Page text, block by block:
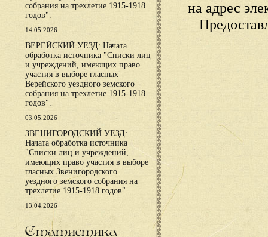
собрания на трехлетие 1915-1918
годов".
14.05.2026
ВЕРЕЙСКИЙ УЕЗД: Начата
обработка источника "Списки лиц
и учреждений, имеющих право
участия в выборе гласных
Верейского уездного земского
собрания на трехлетие 1915-1918
годов".
03.05.2026
ЗВЕНИГОРОДСКИЙ УЕЗД:
Начата обработка источника
"Списки лиц и учреждений,
имеющих право участия в выборе
гласных Звенигородского
уездного земского собрания на
трехлетие 1915-1918 годов".
13.04.2026
Статистика
на адрес